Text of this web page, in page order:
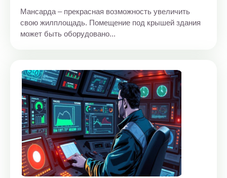
Мансарда – прекрасная возможность увеличить
свою жилплощадь. Помещение под крышей здания
может быть оборудовано...